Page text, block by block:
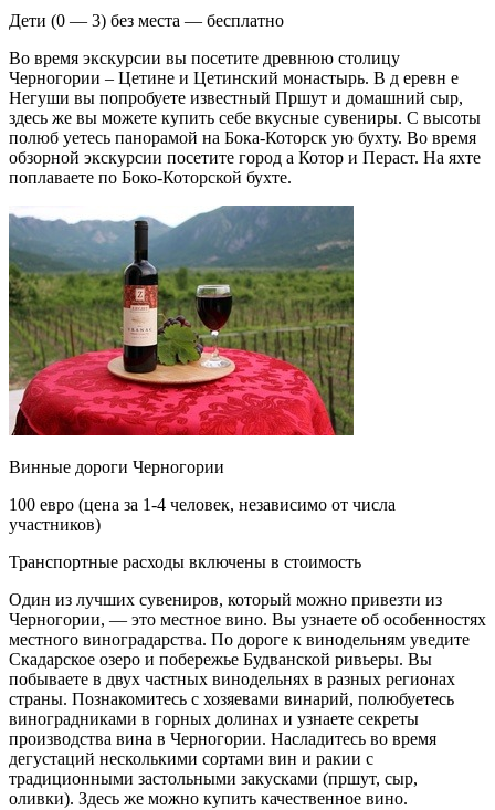
Дети (0 — 3) без места — бесплатно
Во время экскурсии вы посетите древнюю столицу
Черногории – Цетине и Цетинский монастырь. В д еревн е
Негуши вы попробуете известный Пршут и домашний сыр,
здесь же вы можете купить себе вкусные сувениры. С высоты
полюб уетесь панорамой на Бока-Которск ую бухту. Во время
обзорной экскурсии посетите город а Котор и Пераст. На яхте
поплаваете по Боко-Которской бухте.
Винные дороги Черногории
100 евро (цена за 1-4 человек, независимо от числа
участников)
Транспортные расходы включены в стоимость
Один из лучших сувениров, который можно привезти из
Черногории, — это местное вино. Вы узнаете об особенностях
местного виноградарства. По дороге к винодельням уведите
Скадарское озеро и побережье Будванской ривьеры. Вы
побываете в двух частных винодельнях в разных регионах
страны. Познакомитесь с хозяевами винарий, полюбуетесь
виноградниками в горных долинах и узнаете секреты
производства вина в Черногории. Насладитесь во время
дегустаций несколькими сортами вин и ракии с
традиционными застольными закусками (пршут, сыр,
оливки). Здесь же можно купить качественное вино.